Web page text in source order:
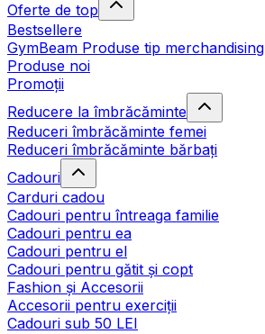
Oferte de top
Bestsellere
GymBeam Produse tip merchandising
Produse noi
Promoții
Reducere la îmbrăcăminte
Reduceri îmbrăcăminte femei
Reduceri îmbrăcăminte bărbați
Cadouri
Carduri cadou
Cadouri pentru întreaga familie
Cadouri pentru ea
Cadouri pentru el
Cadouri pentru gătit și copt
Fashion și Accesorii
Accesorii pentru exerciții
Cadouri sub 50 LEI